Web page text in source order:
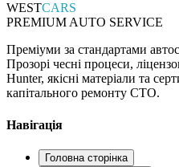
WESTCARS
PREMIUM AUTO SERVICE
Преміуми за стандартами
Прозорі чесні процеси,
Hunter, якісні матеріали та
капітального ремонту СТО.
Навігація
Головна сторінка